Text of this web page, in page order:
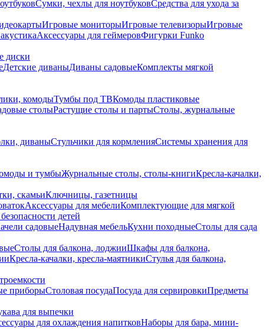
Сумки, чехлы для ноутбуковСредства для ухода за
Игровые мониторыИгровые телевизорыИгровые
Аксессуары для геймеровФигурки Funko
диски
Детские диваныДиваны садовыеКомплекты мягкой
комодыТумбы под ТВКомоды пластиковые
столыРастущие столы и партыСтолы, журнальные
диваныСтульчики для кормленияСистемы хранения для
и тумбыЖурнальные столы, столы-книгиКресла-качалки,
скамьиКлючницы, газетницы
Аксессуары для мебелиКомплектующие для мягкой
детей
садовыеНадувная мебельКухни походныеСтолы для сада
Столы для балкона, лоджииШкафы для балкона,
Кресла-качалки, кресла-маятникиСтулья для балкона,
приборыСтоловая посудаПосуда для сервировкиПредметы
для выпечки
для охлаждения напитковНаборы для бара, мини-